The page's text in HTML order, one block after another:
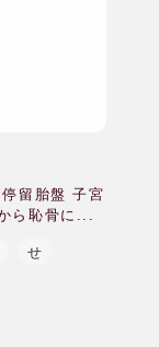
留胎盤 子宮
ら恥骨に...
せ